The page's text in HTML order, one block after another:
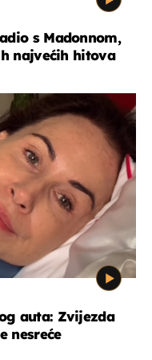
s Madonnom,
najvećih hitova
auta: Zvijezda
nesreće